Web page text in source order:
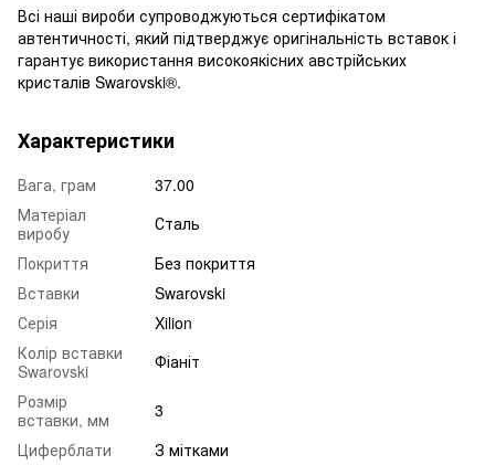
Всі наші вироби супроводжуються сертифікатом
автентичності, який підтверджує оригінальність вставок і
гарантує використання високоякісних австрійських
кристалів Swarovski®.
Характеристики
Вага, грам
37.00
Матеріал
виробу
Сталь
Покриття
Без покриття
Вставки
Swarovski
Серія
Xilion
Колір вставки
Swarovski
Фіаніт
Розмір
вставки, мм
3
Циферблати
З мітками